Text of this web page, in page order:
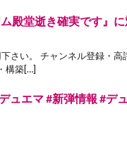
殿堂逝き確実です』
さい。 チャンネル登録・高
構築[…]
ュエマ #新弾情報 #デ